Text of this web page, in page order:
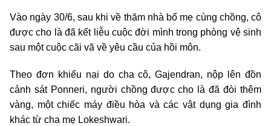
Vào ngày 30/6, sau khi về thăm nhà bố mẹ cùng chồng, cô
được cho là đã kết liễu cuộc đời mình trong phòng vệ sinh
sau một cuộc cãi vã về yêu cầu của hồi môn.
Theo đơn khiếu nại do cha cô, Gajendran, nộp lên đồn
cảnh sát Ponneri, người chồng được cho là đã đòi thêm
vàng, một chiếc máy điều hòa và các vật dụng gia đình
khác từ cha mẹ Lokeshwari.